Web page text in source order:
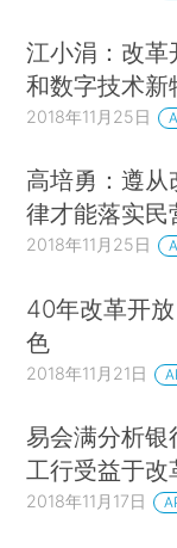
江小涓：改革
和数字技术新
2018年11月25日
高培勇：遵
律才能落实民
2018年11月25日
40年改革开
色
2018年11月21日
易会满分析银
工行受益于改
2018年11月17日